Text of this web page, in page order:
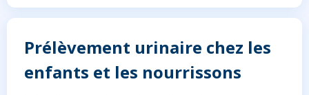
Prélèvement urinaire chez les
enfants et les nourrissons